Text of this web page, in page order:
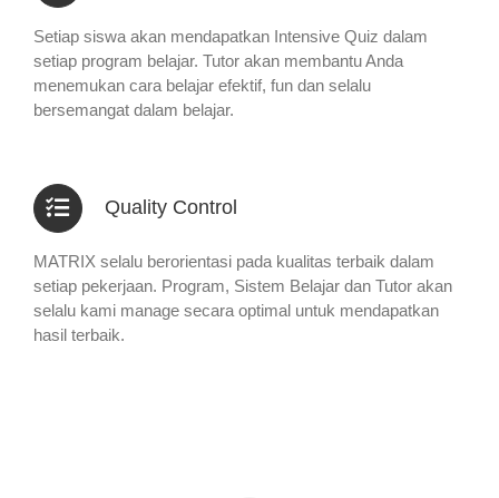
Setiap siswa akan mendapatkan Intensive Quiz dalam
setiap program belajar. Tutor akan membantu Anda
menemukan cara belajar efektif, fun dan selalu
bersemangat dalam belajar.
Quality Control
MATRIX selalu berorientasi pada kualitas terbaik dalam
setiap pekerjaan. Program, Sistem Belajar dan Tutor akan
selalu kami manage secara optimal untuk mendapatkan
hasil terbaik.